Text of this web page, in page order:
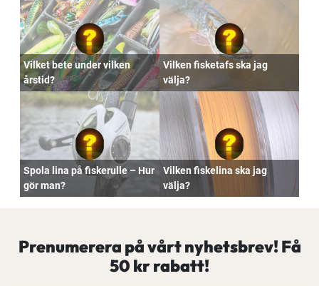
Vilket bete under vilken
årstid?
Vilken fisketafs ska jag
välja?
Spola lina på fiskerulle – Hur
gör man?
Vilken fiskelina ska jag
välja?
Prenumerera på vårt nyhetsbrev! Få
50 kr rabatt!